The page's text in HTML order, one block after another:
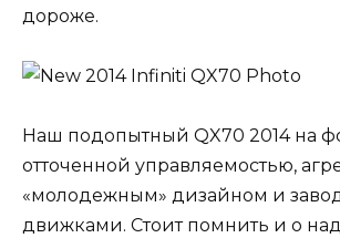
дороже.
Наш подопытный QX70 2014 на
отточенной управляемостью,
«молодежным» дизайном и
движками. Стоит помнить и о